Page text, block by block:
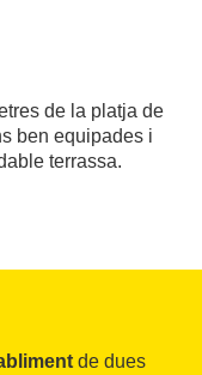
de la platja de
ben equipades i
terrassa.
de dues